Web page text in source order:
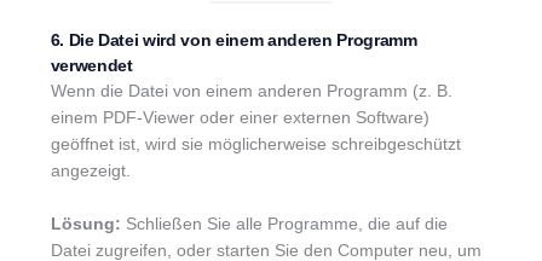
6. Die Datei wird von einem anderen Programm
verwendet
Wenn die Datei von einem anderen Programm (z. B.
einem PDF-Viewer oder einer externen Software)
geöffnet ist, wird sie möglicherweise schreibgeschützt
angezeigt.
Lösung: Schließen Sie alle Programme, die auf die
Datei zugreifen, oder starten Sie den Computer neu, um